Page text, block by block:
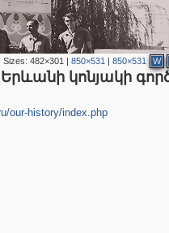
Sizes:482×301 |850×531 |850×531 W
կոնյակի
our-history/index.php